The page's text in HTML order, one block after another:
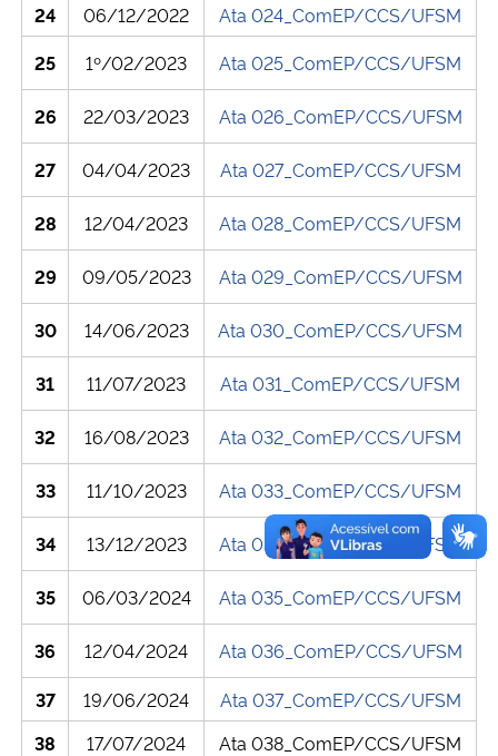
24
06/12/2022
Ata 024_ComEP/CCS/UFSM
25
1º/02/2023 Ata 025_ComEP/CCS/UFSM
26 22/03/2023 Ata 026_ComEP/CCS/UFSM
27 04/04/2023 Ata 027_ComEP/CCS/UFSM
28 12/04/2023 Ata 028_ComEP/CCS/UFSM
29 09/05/2023 Ata 029_ComEP/CCS/UFSM
30 14/06/2023 Ata 030_ComEP/CCS/UFSM
31 11/07/2023 Ata 031_ComEP/CCS/UFSM
32 16/08/2023 Ata 032_ComEP/CCS/UFSM
33 11/10/2023 Ata 033_ComEP/CCS/UFSM
34 13/12/2023 Ata 034_ComEP/CCS/UFSM
35 06/03/2024 Ata 035_ComEP/CCS/UFSM
36 12/04/2024
Ata 036_ComEP/CCS/UFSM
37
19/06/2024
Ata 037_ComEP/CCS/UFSM
38
17/07/2024
Ata 038_ComEP/CCS/UFSM